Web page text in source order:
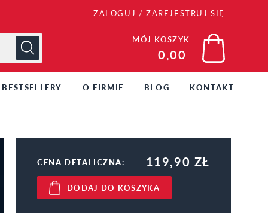
ZALOGUJ / ZAREJESTRUJ SIĘ
MÓJ KOSZYK
0,00
BESTSELLERY O FIRMIE BLOG KONTAKT
CENA DETALICZNA: 119,90 ZŁ
DODAJ DO KOSZYKA